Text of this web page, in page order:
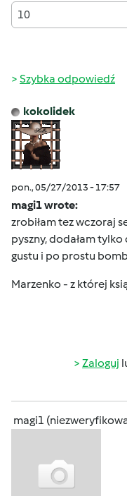
10
Szybka odpowiedź
kokolidek
pon., 05/27/2013 - 17:57
magi1 wrote:
zrobiłam tez wczoraj
pyszny, dodałam
gustu i po prostu
Marzenko - z której
Zaloguj
magi1